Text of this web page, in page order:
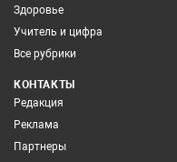
Здоровье
Учитель и цифра
Все рубрики
КОНТАКТЫ
Редакция
Реклама
Партнеры